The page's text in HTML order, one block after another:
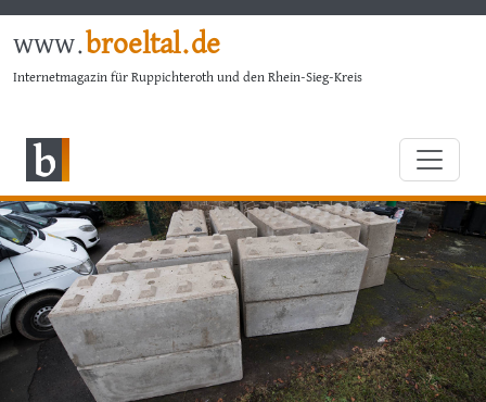
www.broeltal.de
Internetmagazin für Ruppichteroth und den Rhein-Sieg-Kreis